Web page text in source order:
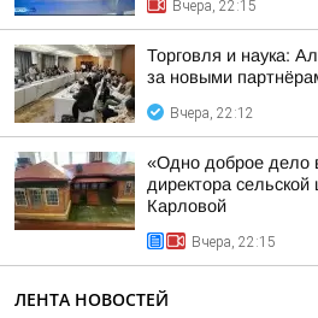
Вчера, 22:15
Торговля и наука:
за новыми
Вчера, 22:12
«Одно доброе дело
директора
Карловой
Вчера, 22:15
ЛЕНТА НОВОСТЕЙ